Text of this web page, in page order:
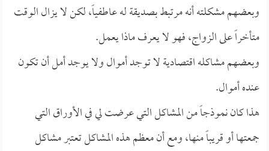
وبعضهم مشكلته أنه مرتبط بصديقة له عاطفياً، لكن لا يزال الوقت
متأخراً على الزواج، فهو لا يعرف ماذا يعمل.
وبعضهم مشاكله اقتصادية لا توجد أموال ولا يوجد أمل أن تكون
عنده أموال.
هذا كان نموذجاً من المشاكل التي عرضت لي في الأوراق التي
جمعتها أو قريباً منها، ومع أن معظم هذه المشاكل تعتبر مشاكل